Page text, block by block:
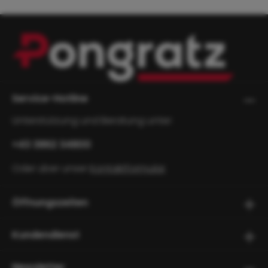
Service-Hotline
+43 3862 34800
Kontaktformular
Öffnungszeiten
Kundendienst